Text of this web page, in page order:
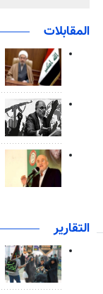
المقابلات
التقارير